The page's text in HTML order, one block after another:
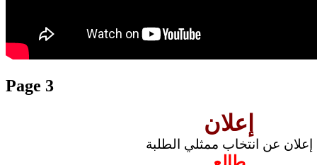
Page 3
إعلان
إعلان عن انتخاب ممثلي الطلبة